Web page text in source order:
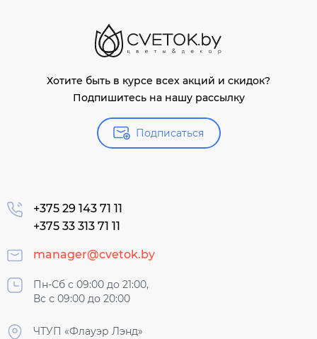
Хотите быть в курсе всех акций и скидок?
Подпишитесь на нашу рассылку
Подписаться
+375 29 143 71 11
+375 33 313 71 11
manager@cvetok.by
Пн-Сб с 09:00 до 21:00,
Вс с 09:00 до 20:00
ЧТУП «Флауэр Лэнд»